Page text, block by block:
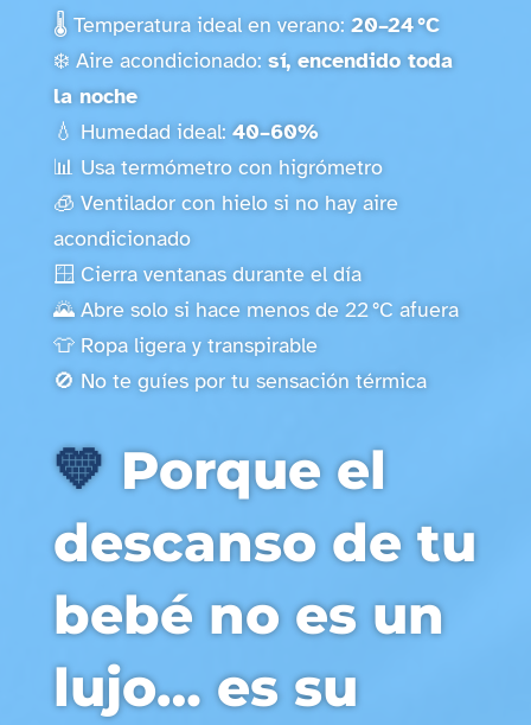
🌡️ Temperatura ideal en verano: 20–24 °C
❄️ Aire acondicionado: sí, encendido toda
la noche
💧 Humedad ideal: 40–60%
📊 Usa termómetro con higrómetro
🧊 Ventilador con hielo si no hay aire
acondicionado
🪟 Cierra ventanas durante el día
🌄 Abre solo si hace menos de 22 °C afuera
👕 Ropa ligera y transpirable
🚫 No te guíes por tu sensación térmica
💛 Porque el
descanso de tu
bebé no es un
lujo… es su